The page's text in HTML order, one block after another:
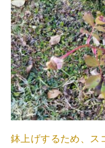
鉢上げするため、ス